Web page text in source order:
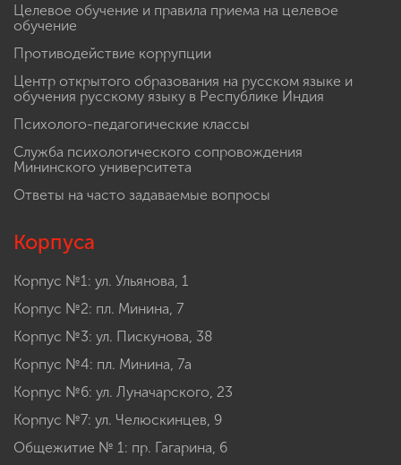
Целевое обучение и правила приема на целевое
обучение
Противодействие коррупции
Центр открытого образования на русском языке и
обучения русскому языку в Республике Индия
Психолого-педагогические классы
Служба психологического сопровождения
Мининского университета
Ответы на часто задаваемые вопросы
Корпуса
Корпус №1: ул. Ульянова, 1
Корпус №2: пл. Минина, 7
Корпус №3: ул. Пискунова, 38
Корпус №4: пл. Минина, 7а
Корпус №6: ул. Луначарского, 23
Корпус №7: ул. Челюскинцев, 9
Общежитие № 1: пр. Гагарина, 6